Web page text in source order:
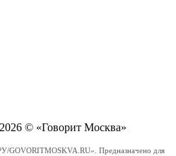
© «Говорит Москва»
Предназначено для